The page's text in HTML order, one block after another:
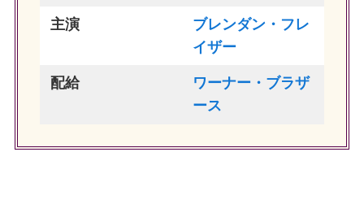
主演
ブレンダン・フレ
イザー
配給
ワーナー・ブラザ
ース